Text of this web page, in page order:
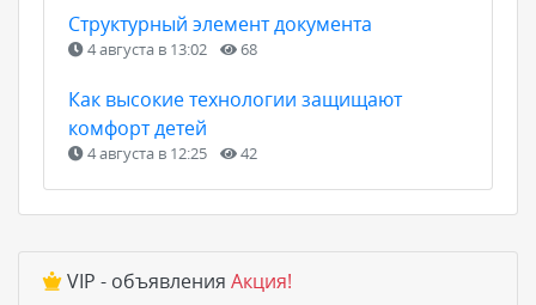
Структурный элемент документа
4 августа в 13:02 68
Как высокие технологии защищают
комфорт детей
4 августа в 12:25 42
VIP - объявления Акция!